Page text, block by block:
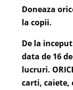
Doneaza
la copii.
De la
data de 16
lucruri.
carti, caiete,